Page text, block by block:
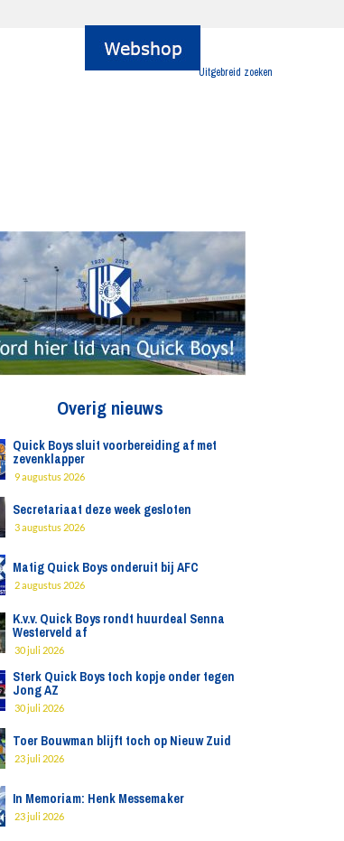
Uitgebreid zoeken
Overig nieuws
Quick Boys sluit voorbereiding af met
zevenklapper
9 augustus 2026
Secretariaat deze week gesloten
3 augustus 2026
Matig Quick Boys onderuit bij AFC
2 augustus 2026
K.v.v. Quick Boys rondt huurdeal Senna
Westerveld af
30 juli 2026
Sterk Quick Boys toch kopje onder tegen
Jong AZ
30 juli 2026
Toer Bouwman blijft toch op Nieuw Zuid
23 juli 2026
In Memoriam: Henk Messemaker
23 juli 2026